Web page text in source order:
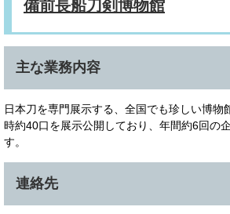
備前長船刀剣博物館
主な業務内容
日本刀を専門展示する、全国でも珍しい博物
時約40口を展示公開しており、年間約6回の
す。
連絡先